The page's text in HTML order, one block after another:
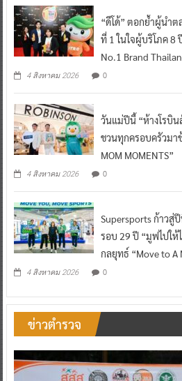
“ดีโด้” ตอกย้ำผู้นำ
ที่ 1 ในใจผู้บริโภค 8
No.1 Brand
4 สิงหาคม 2026 0
วันแม่ปีนี้ “ห้างโรบิน
ชวนทุกครอบครัวมา
MOM MOMENTS”
4 สิงหาคม 2026 0
Supersports ก้าวสู่
รอบ 29 ปี “มูฟไปให้
กลยุทธ์ “Move to A
4 สิงหาคม 2026 0
ข่าวตำรวจ